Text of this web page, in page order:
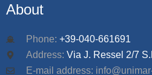
About
Phone: +39-040-661691
Address: Via J. Ressel 2/7
E-mail address: